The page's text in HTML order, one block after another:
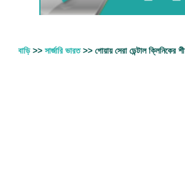
বাড়ি>> সার্জারি ভারত>> গোয়ায় সেরা ডেন্টাল ক্লিনিকের